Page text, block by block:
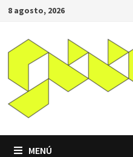
Saltar
contenido
8 agosto, 2026
MENÚ